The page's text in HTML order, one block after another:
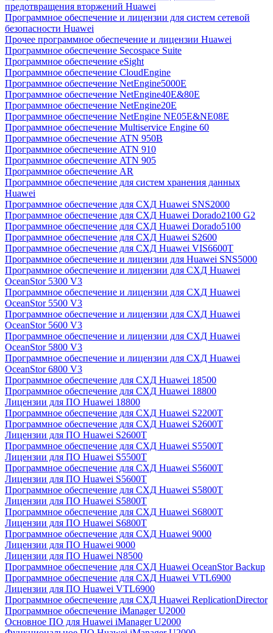
предотвращения вторжений Huawei
Программное обеспечение и лицензии для систем сетевой
безопасности Huawei
Прочее программное обеспечение и лицензии Huawei
Программное обеспечение Secospace Suite
Программное обеспечение eSight
Программное обеспечение CloudEngine
Программное обеспечение NetEngine5000E
Программное обеспечение NetEngine40E&80E
Программное обеспечение NetEngine20E
Программное обеспечение NetEngine NE05E&NE08E
Программное обеспечение Multiservice Engine 60
Программное обеспечение ATN 950B
Программное обеспечение ATN 910
Программное обеспечение ATN 905
Программное обеспечение AR
Программное обеспечение для систем хранения данных
Huawei
Программное обеспечение для СХД Huawei SNS2000
Программное обеспечение для СХД Huawei Dorado2100 G2
Программное обеспечение для СХД Huawei Dorado5100
Программное обеспечение для СХД Huawei S2600
Программное обеспечение для СХД Huawei VIS6600T
Программное обеспечение и лицензии для Huawei SNS5000
Программное обеспечение и лицензии для СХД Huawei
OceanStor 5300 V3
Программное обеспечение и лицензии для СХД Huawei
OceanStor 5500 V3
Программное обеспечение и лицензии для СХД Huawei
OceanStor 5600 V3
Программное обеспечение и лицензии для СХД Huawei
OceanStor 5800 V3
Программное обеспечение и лицензии для СХД Huawei
OceanStor 6800 V3
Программное обеспечение для СХД Huawei 18500
Программное обеспечение для СХД Huawei 18800
Лицензии для ПО Huawei 18800
Программное обеспечение для СХД Huawei S2200T
Программное обеспечение для СХД Huawei S2600T
Лицензии для ПО Huawei S2600T
Программное обеспечение для СХД Huawei S5500T
Лицензии для ПО Huawei S5500T
Программное обеспечение для СХД Huawei S5600T
Лицензии для ПО Huawei S5600T
Программное обеспечение для СХД Huawei S5800T
Лицензии для ПО Huawei S5800T
Программное обеспечение для СХД Huawei S6800T
Лицензии для ПО Huawei S6800T
Программное обеспечение для СХД Huawei 9000
Лицензии для ПО Huawei 9000
Лицензии для ПО Huawei N8500
Программное обеспечение для СХД Huawei OceanStor Backup
Программное обеспечение для СХД Huawei VTL6900
Лицензии для ПО Huawei VTL6900
Программное обеспечение для СХД Huawei ReplicationDirector
Программное обеспечение iManager U2000
Основное ПО для Huawei iManager U2000